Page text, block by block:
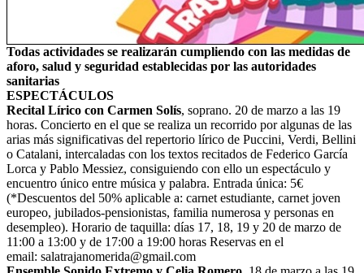
Todas actividades se realizarán cumpliendo con las medidas de
aforo, salud y seguridad establecidas por las autoridades
sanitarias
ESPECTÁCULOS
Recital Lírico con Carmen Solís, soprano. 20 de marzo a las 19
horas. Concierto en el que se realiza un recorrido por algunas de las
arias más significativas del repertorio lírico de Puccini, Verdi, Bellini
o Catalani, intercaladas con los textos recitados de Federico García
Lorca y Pablo Messiez, consiguiendo con ello un espectáculo y
encuentro único entre música y palabra. Entrada única: 5€
(*Descuentos del 50% aplicable a: carnet estudiante, carnet joven
europeo, jubilados-pensionistas, familia numerosa y personas en
desempleo). Horario de taquilla: días 17, 18, 19 y 20 de marzo de
11:00 a 13:00 y de 17:00 a 19:00 horas Reservas en el
email: salatrajanomerida@gmail.com